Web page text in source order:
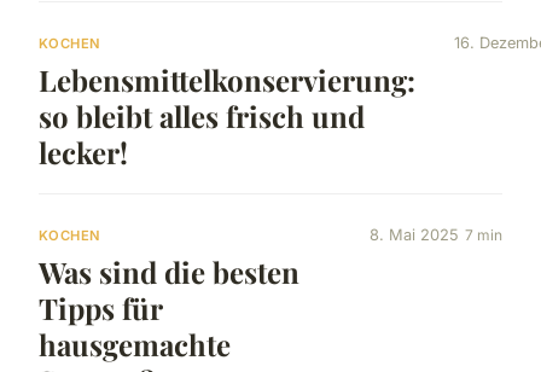
KOCHEN
Lebensmittelkonservierung:
so bleibt alles frisch und
lecker!
16.
KOCHEN
Was sind die besten
Tipps für
hausgemachte
8. Mai 2025 7 min